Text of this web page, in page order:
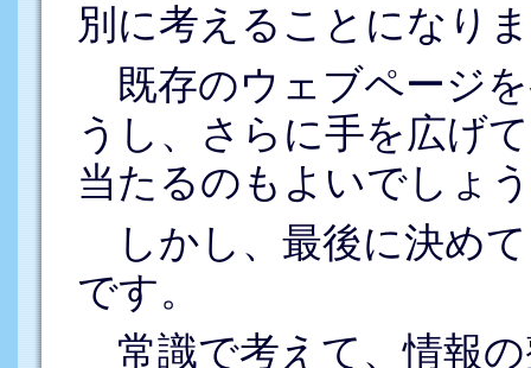
別に考えることになり
既存のウェブページ
うし、さらに手を広げ
当たるのもよいでしょ
しかし、最後に決め
です。
常識で考えて、情報